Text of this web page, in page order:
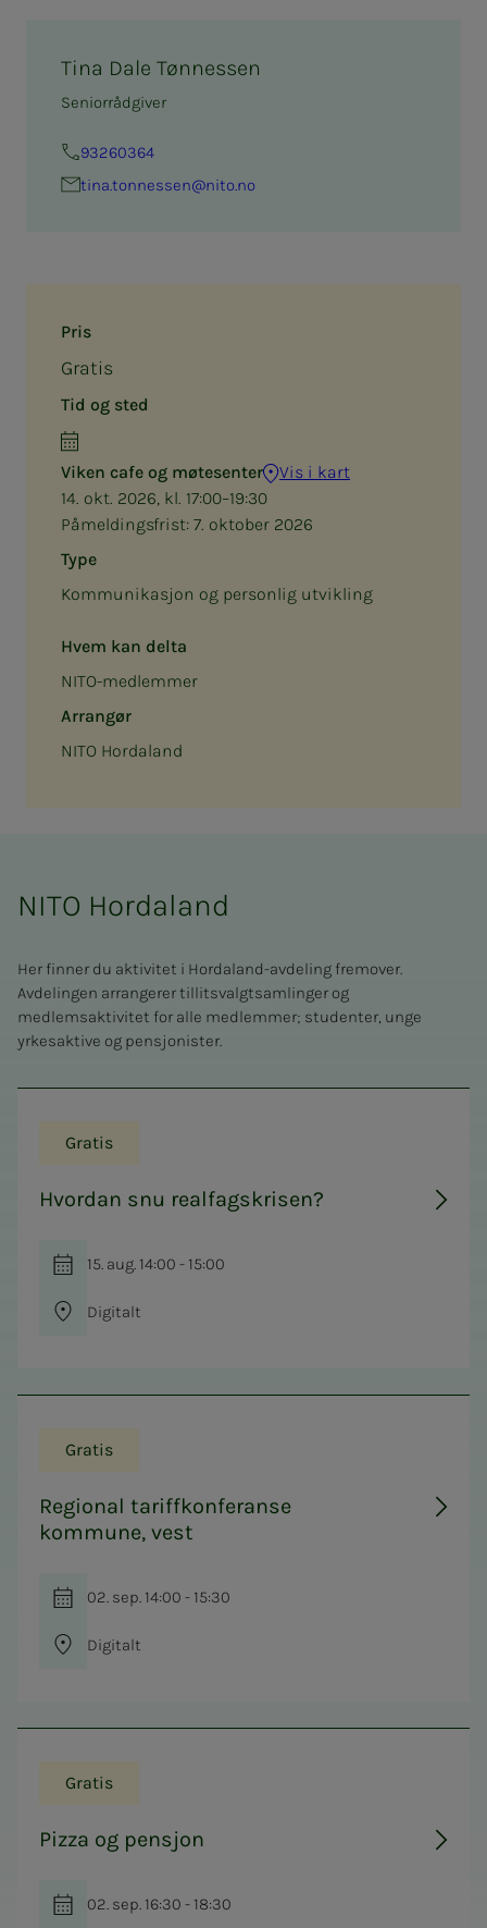
Pris
Gratis
Tid og sted
Viken cafe og møtesenter
Vis i kart
14. okt. 2026, kl. 17:00–19:30
Påmeldingsfrist: 7. oktober 2026
Type
Kommunikasjon og personlig utvikling
Hvem kan delta
NITO-medlemmer
Arrangør
NITO Hordaland
Tina Dale Tønnessen
Seniorrådgiver
93260364
tina.ton­­­nes­­­sen@nito.no
NITO Hordaland
Her finner du aktivitet i Hordaland-avdeling fremover.
Avdelingen arrangerer tillitsvalgtsamlinger og
medlemsaktivitet for alle medlemmer; studenter, unge
yrkesaktive og pensjonister.
Gratis
Hvordan snu realfagskrisen?
15. aug. 14:00 - 15:00
Digitalt
Gratis
Regional tariffkonferanse
kommune, vest
02. sep. 14:00 - 15:30
Digitalt
Gratis
Pizza og pensjon
02. sep. 16:30 - 18:30